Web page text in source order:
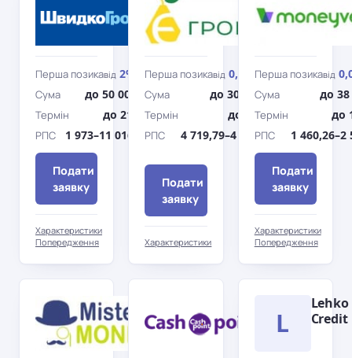
Перша позикавід 2% /день
Сума до 50 000 грн
Термін до 210 дн.
РПС 1 973–11 016,79%
Подати
заявку
Характеристики
Попередження
Гроші
Перша позикавід 0,95%/день
Сума до 30 000 грн
Термін до 360 дн.
РПС 4 719,79–4 863,93%
Подати
заявку
Характеристики
Перша позикавід
Сума до 38
Термін до
РПС 1 460,26–2
Подати
заявку
Характеристики
Попередження
Мані
Cashpoint
L
Lehko
Credit